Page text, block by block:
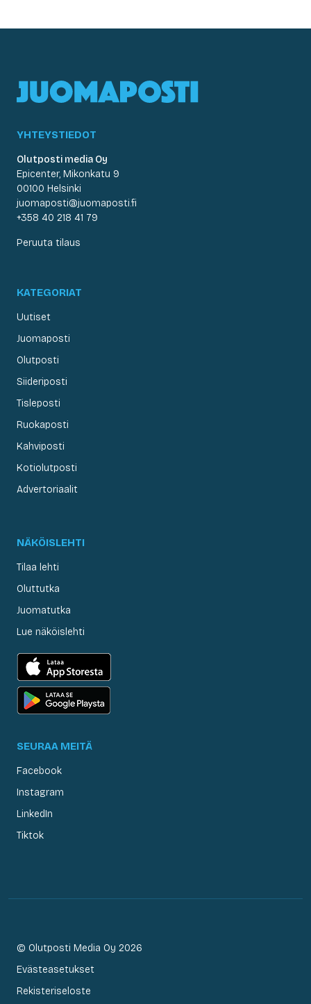
YHTEYSTIEDOT
Olutposti media Oy
Epicenter, Mikonkatu 9
00100 Helsinki
juomaposti@juomaposti.fi
+358 40 218 41 79
Peruuta tilaus
KATEGORIAT
Uutiset
Juomaposti
Olutposti
Siideriposti
Tisleposti
Ruokaposti
Kahviposti
Kotiolutposti
Advertoriaalit
NÄKÖISLEHTI
Tilaa lehti
Oluttutka
Juomatutka
Lue näköislehti
SEURAA MEITÄ
Facebook
Instagram
LinkedIn
Tiktok
© Olutposti Media Oy 2026
Evästeasetukset
Rekisteriseloste